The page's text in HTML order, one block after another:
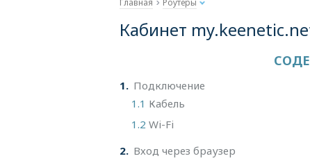
Главная Роутеры
Кабинет
1
Подключение
1.1 Кабель
1.2 Wi-Fi
2 Вход через браузер